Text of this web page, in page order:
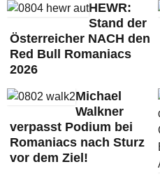
HEWR:
Stand der
Österreicher NACH den
Red Bull Romaniacs
2026
Michael
Walkner
verpasst Podium bei
Romaniacs nach Sturz
vor dem Ziel!